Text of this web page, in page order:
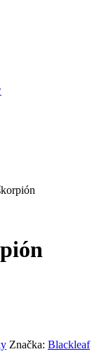
Značka: Blackleaf